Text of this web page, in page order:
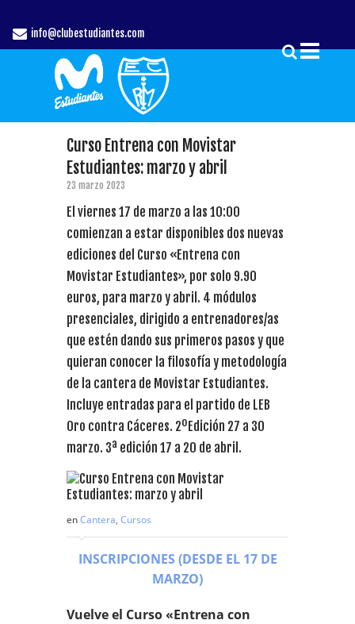
info@clubestudiantes.com
Curso Entrena con Movistar
Estudiantes: marzo y abril
23 marzo 2023
El viernes 17 de marzo a las 10:00
comienzan a estar disponibles dos nuevas
ediciones del Curso «Entrena con
Movistar Estudiantes», por solo 9.90
euros, para marzo y abril. 4 módulos
presenciales, dirigido a entrenadores/as
que estén dando sus primeros pasos y que
quieran conocer la filosofía y metodología
de la cantera de Movistar Estudiantes.
Incluye entradas para el partido de LEB
Oro contra Cáceres. 2ºEdición 27 a 30
marzo. 3ª edición 17 a 20 de abril.
enCantera, Cursos
INSCRIPCIONES (DESDE EL 17 DE
MARZO)
Vuelve el Curso «Entrena con